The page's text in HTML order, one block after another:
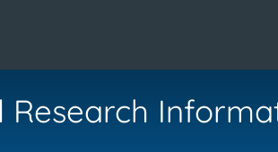
Research